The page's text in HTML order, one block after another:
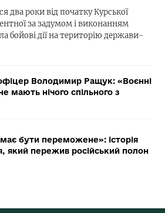
два роки від початку Курської
за задумом і виконанням
бойові дії на територію держави-
Володимир Ращук: «Воєнні
мають нічого спільного з
бути переможене»: історія
який пережив російський полон